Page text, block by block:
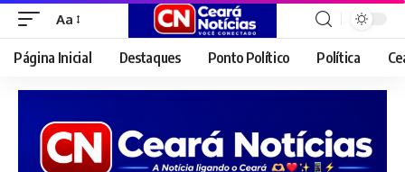
Font
Resizer
Aa
Página Inicial Destaques Ponto Político Política